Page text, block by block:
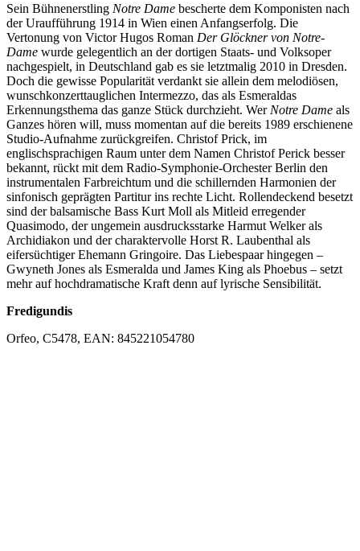
Sein Bühnenerstling Notre Dame bescherte dem Komponisten nach
der Uraufführung 1914 in Wien einen Anfangserfolg. Die
Vertonung von Victor Hugos Roman Der Glöckner von Notre-
Dame wurde gelegentlich an der dortigen Staats- und Volksoper
nachgespielt, in Deutschland gab es sie letztmalig 2010 in Dresden.
Doch die gewisse Popularität verdankt sie allein dem melodiösen,
wunschkonzerttauglichen Intermezzo, das als Esmeraldas
Erkennungsthema das ganze Stück durchzieht. Wer Notre Dame als
Ganzes hören will, muss momentan auf die bereits 1989 erschienene
Studio-Aufnahme zurückgreifen. Christof Prick, im
englischsprachigen Raum unter dem Namen Christof Perick besser
bekannt, rückt mit dem Radio-Symphonie-Orchester Berlin den
instrumentalen Farbreichtum und die schillernden Harmonien der
sinfonisch geprägten Partitur ins rechte Licht. Rollendeckend besetzt
sind der balsamische Bass Kurt Moll als Mitleid erregender
Quasimodo, der ungemein ausdrucksstarke Harmut Welker als
Archidiakon und der charaktervolle Horst R. Laubenthal als
eifersüchtiger Ehemann Gringoire. Das Liebespaar hingegen –
Gwyneth Jones als Esmeralda und James King als Phoebus – setzt
mehr auf hochdramatische Kraft denn auf lyrische Sensibilität.
Fredigundis
Orfeo, C5478, EAN: 845221054780